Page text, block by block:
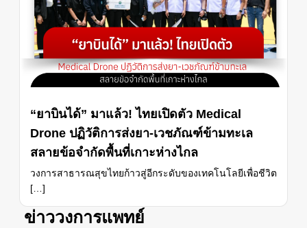
“ยาบินได้” มาแล้ว! ไทยเปิดตัว Medical
Drone ปฏิวัติการส่งยา-เวชภัณฑ์ข้ามทะเล
สลายข้อจำกัดพื้นที่เกาะห่างไกล
วงการสาธารณสุขไทยก้าวสู่อีกระดับของเทคโนโลยีเพื่อชีวิต
[…]
ข่าววงการแพทย์